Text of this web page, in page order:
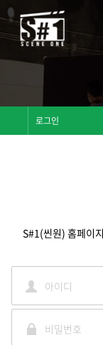
로그인
S#1(씬원) 홈페이